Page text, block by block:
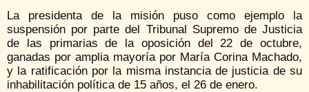
La presidenta de la misión puso como ejemplo la
suspensión por parte del Tribunal Supremo de Justicia
de las primarias de la oposición del 22 de octubre,
ganadas por amplia mayoría por María Corina Machado,
y la ratificación por la misma instancia de justicia de su
inhabilitación política de 15 años, el 26 de enero.